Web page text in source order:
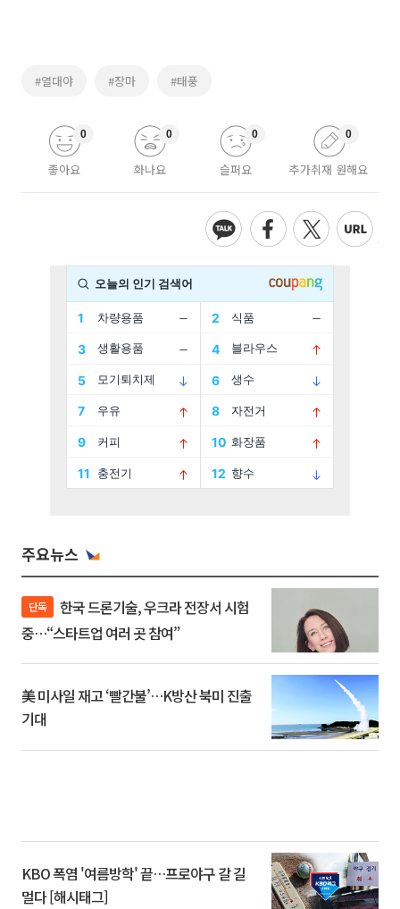
#열대야 #장마 #태풍
좋아요
0
화나요
0
슬퍼요
0
추가취재 원해요
0
주요뉴스
단독
중…“스타트업 여러 곳 참여”
美 미사일 재고 ‘빨간불’…K방산 북미 진출
기대
KBO 폭염 '여름방학' 끝…프로야구 갈 길
멀다 [해시태그]